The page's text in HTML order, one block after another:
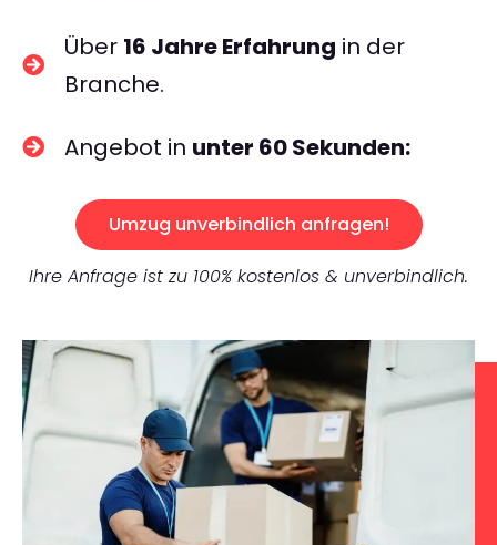
Über 16 Jahre Erfahrung in der
Branche.
Angebot in unter 60 Sekunden:
Umzug unverbindlich anfragen!
Ihre Anfrage ist zu 100% kostenlos & unverbindlich.